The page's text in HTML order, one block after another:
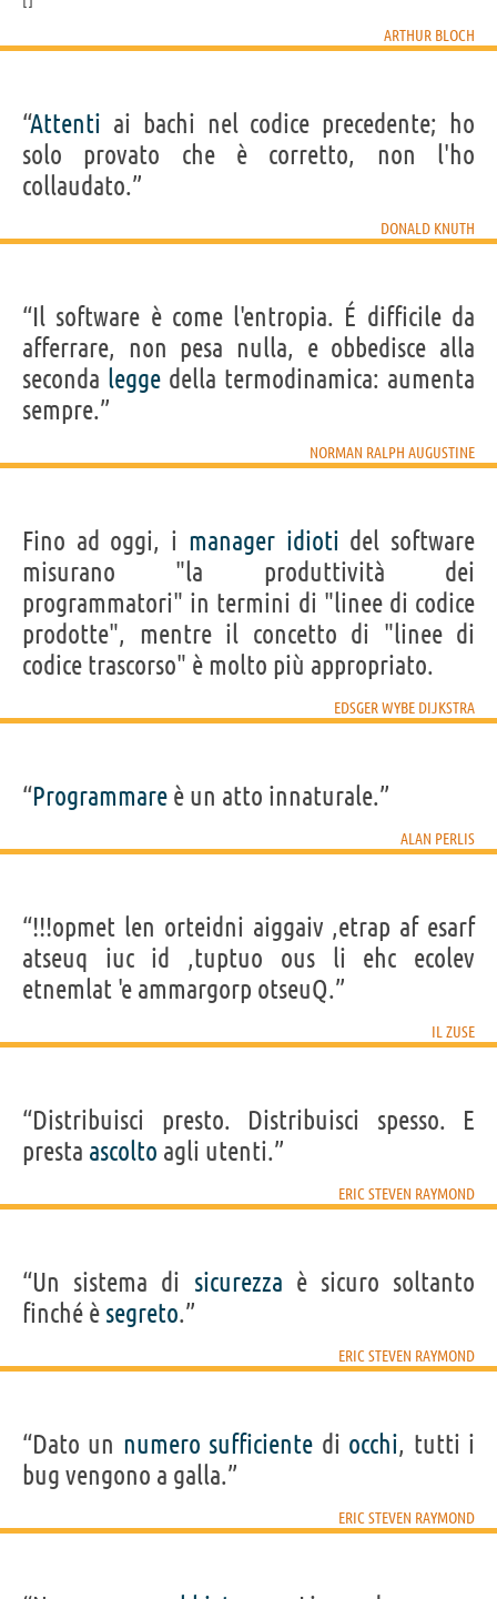
ARTHUR BLOCH
“Attenti ai bachi nel codice precedente; ho
solo provato che è corretto, non l'ho
collaudato.”
DONALD KNUTH
“Il software è come l'entropia. É difficile da
afferrare, non pesa nulla, e obbedisce alla
seconda legge della termodinamica: aumenta
sempre.”
NORMAN RALPH AUGUSTINE
Fino ad oggi, i manager idioti del software
misurano "la produttività dei
programmatori" in termini di "linee di codice
prodotte", mentre il concetto di "linee di
codice trascorso" è molto più appropriato.
EDSGER WYBE DIJKSTRA
“Programmare è un atto innaturale.”
ALAN PERLIS
“!!!opmet len orteidni aiggaiv ,etrap af esarf
atseuq iuc id ,tuptuo ous li ehc ecolev
etnemlat 'e ammargorp otseuQ.”
IL ZUSE
“Distribuisci presto. Distribuisci spesso. E
presta ascolto agli utenti.”
ERIC STEVEN RAYMOND
“Un sistema di sicurezza è sicuro soltanto
finché è segreto.”
ERIC STEVEN RAYMOND
“Dato un numero sufficiente di occhi, tutti i
bug vengono a galla.”
ERIC STEVEN RAYMOND